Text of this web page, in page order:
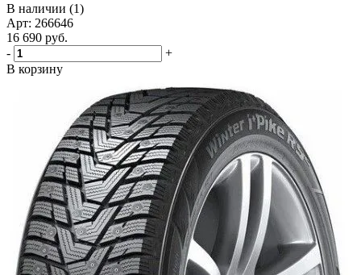
В наличии (1)
Арт: 266646
16 690 руб.
-
+
В корзину